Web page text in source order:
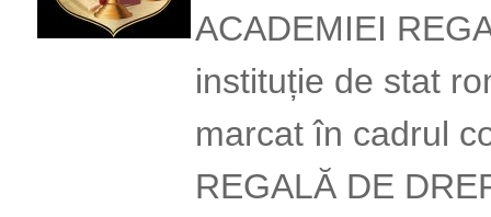
ACADEMIEI
instituție de stat
marcat în cadrul
REGALĂ DE